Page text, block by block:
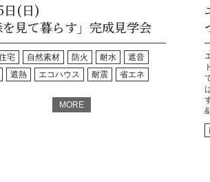
日(日)
を見て暮らす」完成見学会
宅 自然素材 防火 耐水
遮音
遮熱 エコハウス 耐震 省エネ
MORE